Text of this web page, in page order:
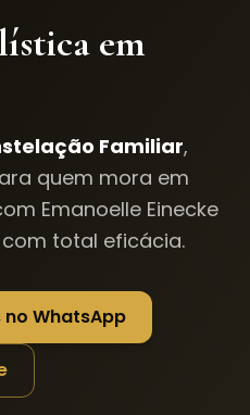
em
Familiar,
quem mora em
Emanoelle Einecke
total eficácia.
no WhatsApp